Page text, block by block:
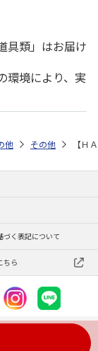
具類」はお届け
環境により、実
他 その他 【Ｈ
づく表記について
ちら